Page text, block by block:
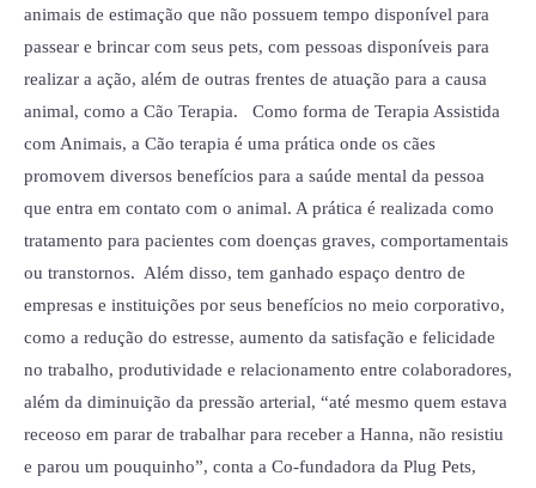
animais de estimação que não possuem tempo disponível para
passear e brincar com seus pets, com pessoas disponíveis para
realizar a ação, além de outras frentes de atuação para a causa
animal, como a Cão Terapia. Como forma de Terapia Assistida
com Animais, a Cão terapia é uma prática onde os cães
promovem diversos benefícios para a saúde mental da pessoa
que entra em contato com o animal. A prática é realizada como
tratamento para pacientes com doenças graves, comportamentais
ou transtornos. Além disso, tem ganhado espaço dentro de
empresas e instituições por seus benefícios no meio corporativo,
como a redução do estresse, aumento da satisfação e felicidade
no trabalho, produtividade e relacionamento entre colaboradores,
além da diminuição da pressão arterial, “até mesmo quem estava
receoso em parar de trabalhar para receber a Hanna, não resistiu
e parou um pouquinho”, conta a Co-fundadora da Plug Pets,